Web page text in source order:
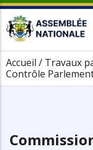
Missions
Vos
Travaux
Evènements
Accueil / Travaux
Contrôle